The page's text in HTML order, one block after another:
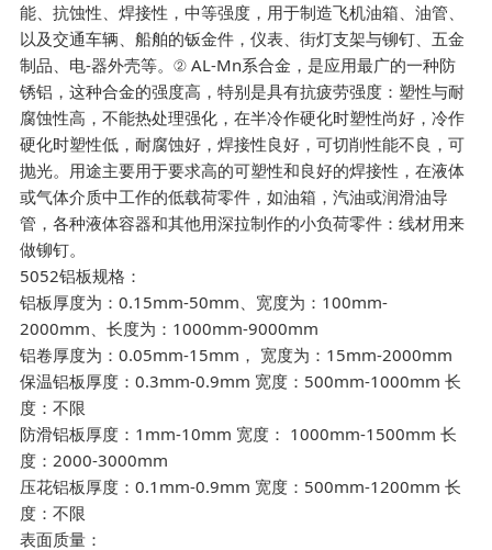
能、抗蚀性、焊接性，中等强度，用于制造飞机油箱、油管、
以及交通车辆、船舶的钣金件，仪表、街灯支架与铆钉、五金
制品、电-器外壳等。② AL-Mn系合金，是应用最广的一种防
锈铝，这种合金的强度高，特别是具有抗疲劳强度：塑性与耐
腐蚀性高，不能热处理强化，在半冷作硬化时塑性尚好，冷作
硬化时塑性低，耐腐蚀好，焊接性良好，可切削性能不良，可
抛光。用途主要用于要求高的可塑性和良好的焊接性，在液体
或气体介质中工作的低载荷零件，如油箱，汽油或润滑油导
管，各种液体容器和其他用深拉制作的小负荷零件：线材用来
做铆钉。
5052铝板规格：
铝板厚度为：0.15mm-50mm、宽度为：100mm-
2000mm、长度为：1000mm-9000mm
铝卷厚度为：0.05mm-15mm， 宽度为：15mm-2000mm
保温铝板厚度：0.3mm-0.9mm 宽度：500mm-1000mm 长
度：不限
防滑铝板厚度：1mm-10mm 宽度： 1000mm-1500mm 长
度：2000-3000mm
压花铝板厚度：0.1mm-0.9mm 宽度：500mm-1200mm 长
度：不限
表面质量：